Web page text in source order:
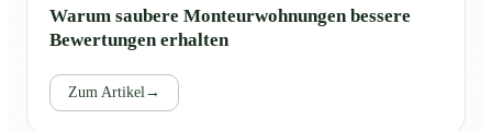
Warum saubere Monteurwohnungen bessere
Bewertungen erhalten
Zum Artikel→